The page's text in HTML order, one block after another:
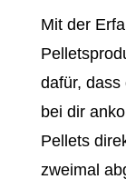
Mit der
dafür, dass
bei dir
Pellets
zweimal